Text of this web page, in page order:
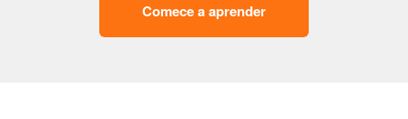
Comece a aprender